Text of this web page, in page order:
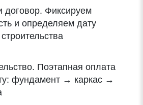
договор. Фиксируем
и определяем дату
Поэтапная оплата
фундамент → каркас →